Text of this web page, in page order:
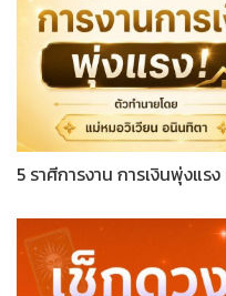
5 ราศีการงาน การเงินพุ่งแ